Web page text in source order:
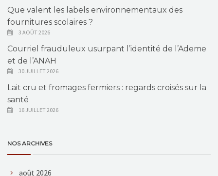
Que valent les labels environnementaux des
fournitures scolaires ?
3 AOÛT 2026
Courriel frauduleux usurpant l’identité de l’Ademe
et de l’ANAH
30 JUILLET 2026
Lait cru et fromages fermiers : regards croisés sur la
santé
16 JUILLET 2026
NOS ARCHIVES
août 2026